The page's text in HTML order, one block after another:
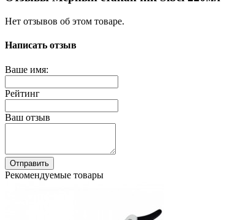
Нет отзывов об этом товаре.
Написать отзыв
Ваше имя:
Рейтинг
Ваш отзыв
Отправить
Рекомендуемые товары